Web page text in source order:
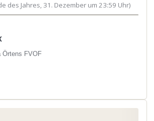
des Jahres, 31. Dezember um 23:59 Uhr)
Örtens FVOF